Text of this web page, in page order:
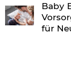
Baby
für